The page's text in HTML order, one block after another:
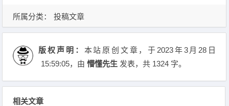
所属分类： 投稿文章
版权声明： 本站原创文章，于2023年3月28日
15:59:05，由懵懂先生 发表，共 1324 字。
相关文章